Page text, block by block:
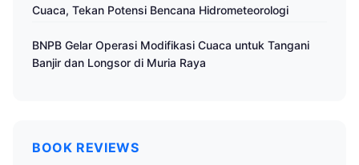
Cuaca, Tekan Potensi Bencana Hidrometeorologi
BNPB Gelar Operasi Modifikasi Cuaca untuk Tangani
Banjir dan Longsor di Muria Raya
BOOK REVIEWS